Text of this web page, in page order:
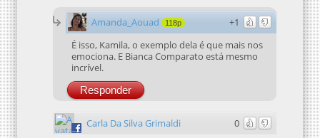
+1
Amanda_Aouad 118p
É isso, Kamila, o exemplo dela é que mais nos
emociona. E Bianca Comparato está mesmo
incrível.
Responder
0
Carla Da Silva Grimaldi